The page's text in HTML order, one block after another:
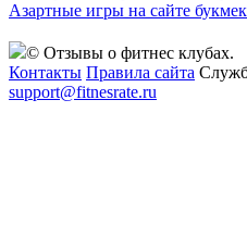
Азартные игры на сайте
© Отзывы о фитнес клубах.
Контакты Правила сайта
support@fitnesrate.ru